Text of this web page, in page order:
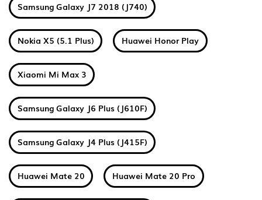
Samsung Galaxy J7 2018 (J740)
Nokia X5 (5.1 Plus) Huawei Honor Play
Xiaomi Mi Max 3
Samsung Galaxy J6 Plus (J610F)
Samsung Galaxy J4 Plus (J415F)
Huawei Mate 20 Huawei Mate 20 Pro